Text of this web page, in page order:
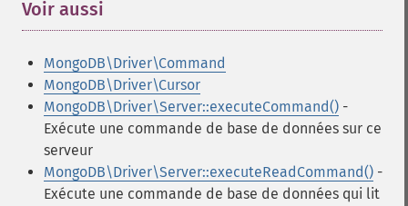
Voir aussi
MongoDB\Driver\Command
MongoDB\Driver\Cursor
MongoDB\Driver\Server::executeCommand() -
Exécute une commande de base de données sur ce
serveur
MongoDB\Driver\Server::executeReadCommand() -
Exécute une commande de base de données qui lit